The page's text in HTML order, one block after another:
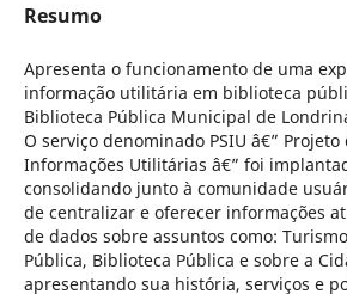
Resumo
Apresenta o funcionamento de uma
informação utilitária em biblioteca
Biblioteca Pública Municipal de
O serviço denominado PSIU â€” Projeto
Informações Utilitárias â€” foi
consolidando junto à comunidade
de centralizar e oferecer informações
de dados sobre assuntos como:
Pública, Biblioteca Pública e sobre a
apresentando sua história, serviços e